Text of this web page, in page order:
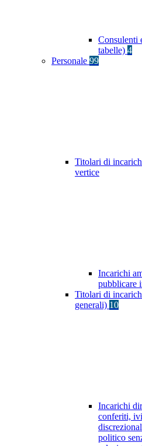
Consulenti
tabelle) 4
Personale 99
Titolari di
vertice
Incarichi
pubblicare
Titolari di
generali) 10
Incarichi
conferiti,
politico